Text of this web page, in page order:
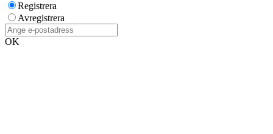
Registrera
Avregistrera
OK